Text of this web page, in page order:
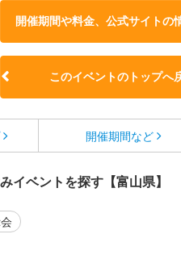
開催期間や料金、公式サイトの
このイベントのトップへ
開催期間など
イベントを探す【富山県】